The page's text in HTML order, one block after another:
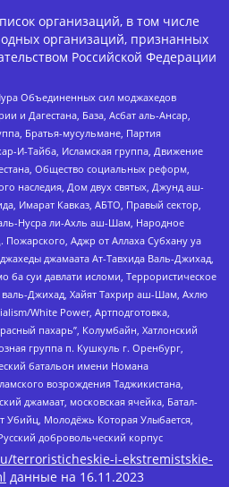
организаций, в том числе
организаций, признанных
Российской Федерации
Объединенных сил моджахедов
и Дагестана, База, Асбат аль-Ансар,
Братья-мусульмане, Партия
И-Тайба, Исламская группа, Движение
Общество социальных реформ,
наследия, Дом двух святых, Джунд аш-
Имарат Кавказ, АБТО, Правый сектор,
Нусра ли-Ахль аш-Шам, Народное
Аджр от Аллаха Субхану уа
джамаата Ат-Тавхида Валь-Джихад,
ба суи давлати исломи, Террористическое
валь-Джихад, Хайят Тахрир аш-Шам, Ахлю
White Power, Артподготовка,
пахарь”, Колумбайн, Хатлонский
группа п. Кушкуль г. Оренбург,
батальон имени Номана
возрождения Таджикистана,
джамаат, московская ячейка, Батал-
Убийц, Молодёжь Которая Улыбается,
добровольческий корпус
terroristicheskie-i-ekstremistskie-
данные на 16.11.2023